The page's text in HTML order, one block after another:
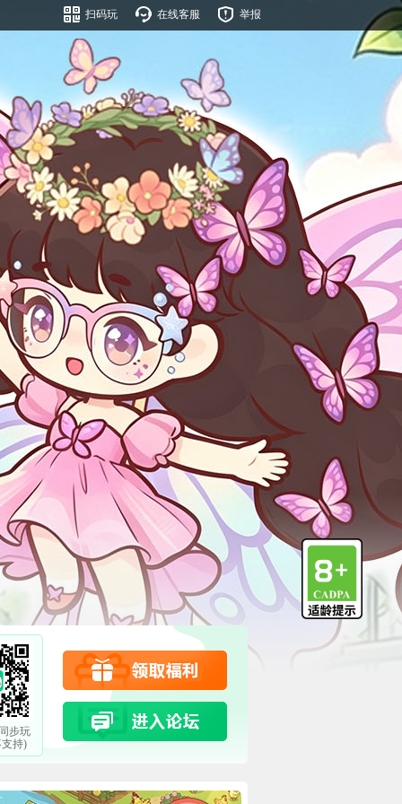
扫码玩 在线客服 举报
步玩
持)
领取福利
进入论坛